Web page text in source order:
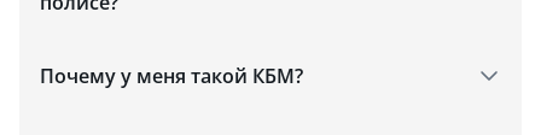
Почему у меня такой КБМ?